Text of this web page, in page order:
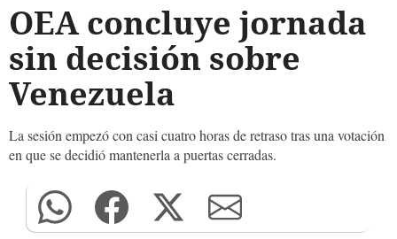
OEA concluye jornada
sin decisión sobre
Venezuela
La sesión empezó con casi cuatro horas de retraso tras una votación
en que se decidió mantenerla a puertas cerradas.